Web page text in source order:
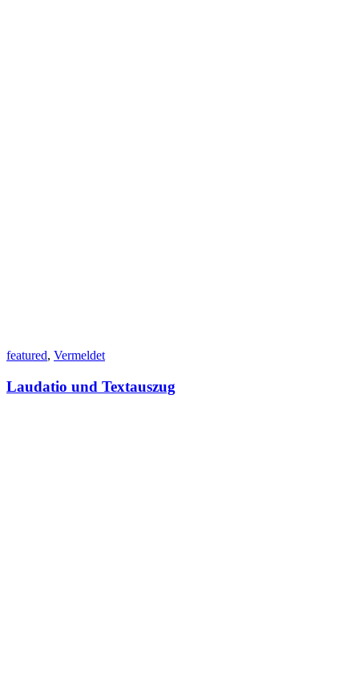
featured, Vermeldet
Laudatio und Textauszug